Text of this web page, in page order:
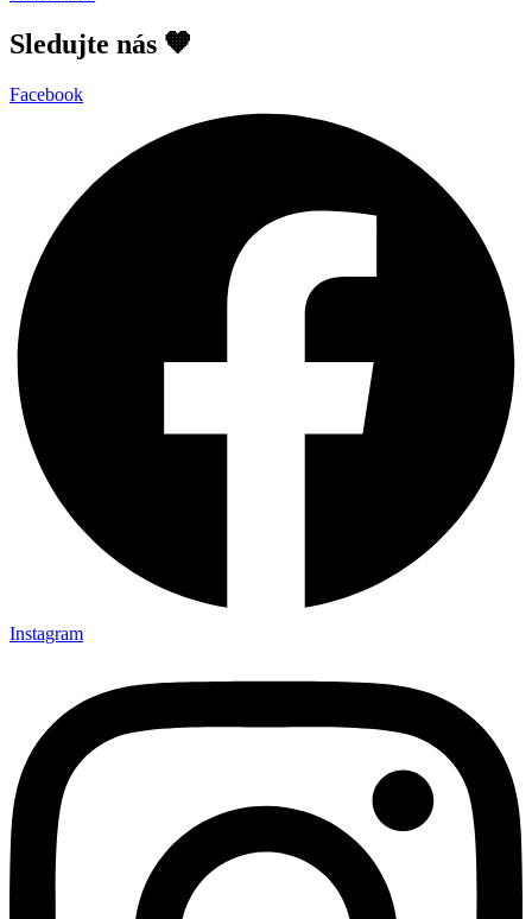
Sledujte nás 🧡
Facebook
Instagram